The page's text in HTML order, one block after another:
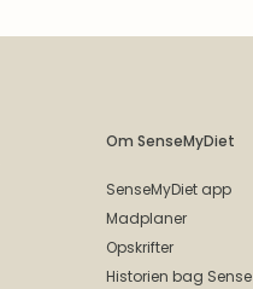
Om SenseMyDiet
SenseMyDiet app
Madplaner
Opskrifter
Historien bag Sense